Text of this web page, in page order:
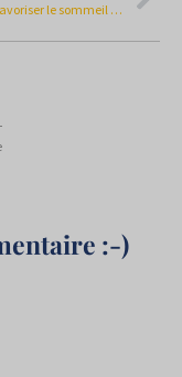
Comment favoriser le sommeil des enfants ?
:-)